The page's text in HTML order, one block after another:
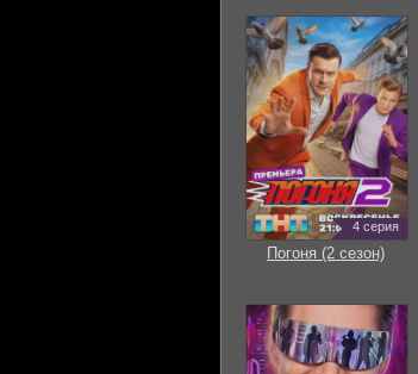
4 серия
Погоня (2 сезон)